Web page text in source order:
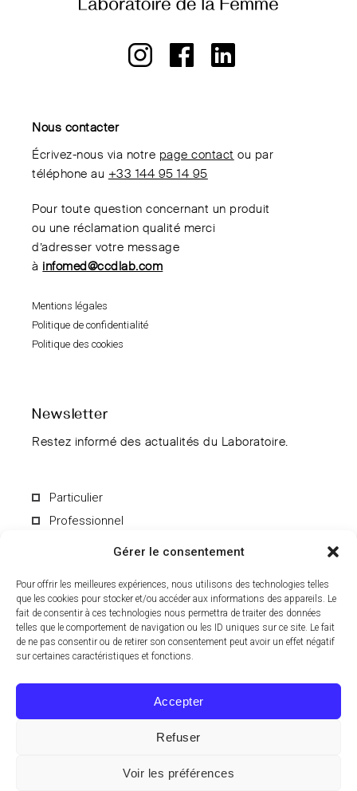
Gérer le consentement
Pour offrir les meilleures expériences, nous utilisons des technologies telles
que les cookies pour stocker et/ou accéder aux informations des appareils. Le
fait de consentir à ces technologies nous permettra de traiter des données
telles que le comportement de navigation ou les ID uniques sur ce site. Le fait
de ne pas consentir ou de retirer son consentement peut avoir un effet négatif
sur certaines caractéristiques et fonctions.
Accepter
Refuser
Voir les préférences
Nous contacter
Écrivez-nous via notre page contact ou par
téléphone au +33 144 95 14 95
Pour toute question concernant un produit
ou une réclamation qualité merci
d’adresser votre message
à infomed@ccdlab.com
Mentions légales
Politique de confidentialité
Politique des cookies
Newsletter
Restez informé des actualités du Laboratoire.
Particulier
Professionnel
En soumettant le formulaire, vous acceptez de recevoir par e-mail les
informations du Laboratoire CCD. Vous pouvez vous désinscrire à
tout moment. Pour en savoir plus sur le traitement de vos données
personnelles, consultez notre
politique de confidentialité